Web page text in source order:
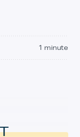
1 minute